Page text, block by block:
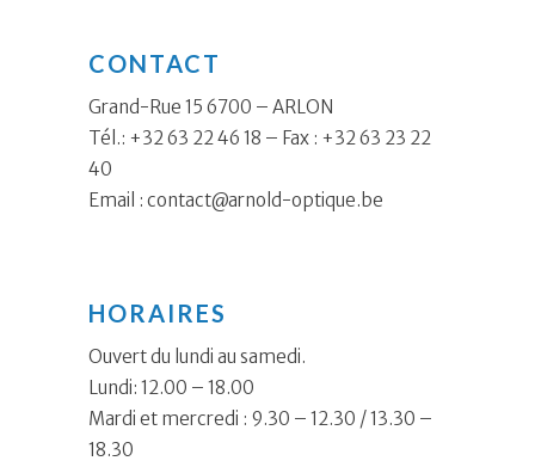
CONTACT
Grand-Rue 15 6700 – ARLON
Tél.: +32 63 22 46 18 – Fax : +32 63 23 22
40
Email : contact@arnold-optique.be
HORAIRES
Ouvert du lundi au samedi.
Lundi: 12.00 – 18.00
Mardi et mercredi : 9.30 – 12.30 / 13.30 –
18.30